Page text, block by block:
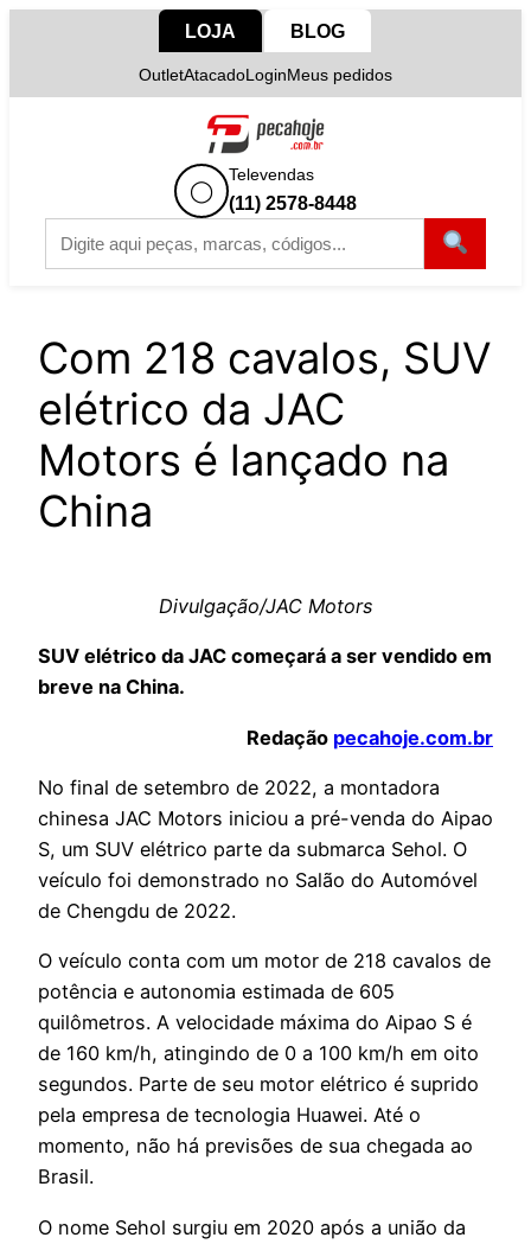
LOJA BLOG
OutletAtacadoLoginMeus pedidos
◯
Televendas
(11) 2578-8448
Com 218 cavalos, SUV
elétrico da JAC
Motors é lançado na
China
Divulgação/JAC Motors
SUV elétrico da JAC começará a ser vendido em
breve na China.
Redação pecahoje.com.br
No final de setembro de 2022, a montadora
chinesa JAC Motors iniciou a pré-venda do Aipao
S, um SUV elétrico parte da submarca Sehol. O
veículo foi demonstrado no Salão do Automóvel
de Chengdu de 2022.
O veículo conta com um motor de 218 cavalos de
potência e autonomia estimada de 605
quilômetros. A velocidade máxima do Aipao S é
de 160 km/h, atingindo de 0 a 100 km/h em oito
segundos. Parte de seu motor elétrico é suprido
pela empresa de tecnologia Huawei. Até o
momento, não há previsões de sua chegada ao
Brasil.
O nome Sehol surgiu em 2020 após a união da